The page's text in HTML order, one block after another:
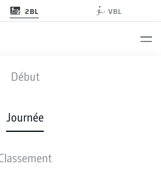
2BL VBL
Début
Journée
- FCN
2 0
STATISTIQUES